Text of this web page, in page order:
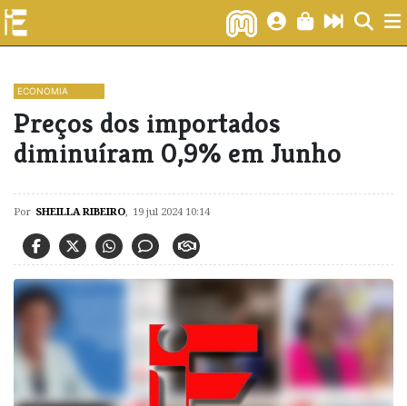
ECONOMIA
Preços dos importados
diminuíram 0,9% em Junho
Por SHEILLA RIBEIRO, 19 jul 2024 10:14